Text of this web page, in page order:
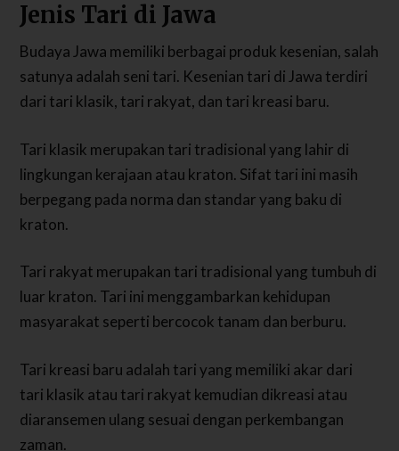
Jenis Tari di Jawa
Budaya Jawa memiliki berbagai produk kesenian, salah
satunya adalah seni tari. Kesenian tari di Jawa terdiri
dari tari klasik, tari rakyat, dan tari kreasi baru.
Tari klasik merupakan tari tradisional yang lahir di
lingkungan kerajaan atau kraton. Sifat tari ini masih
berpegang pada norma dan standar yang baku di
kraton.
Tari rakyat merupakan tari tradisional yang tumbuh di
luar kraton. Tari ini menggambarkan kehidupan
masyarakat seperti bercocok tanam dan berburu.
Tari kreasi baru adalah tari yang memiliki akar dari
tari klasik atau tari rakyat kemudian dikreasi atau
diaransemen ulang sesuai dengan perkembangan
zaman.